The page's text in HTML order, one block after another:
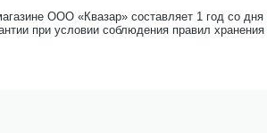
ООО «Квазар» составляет 1 год со
при условии соблюдения правил